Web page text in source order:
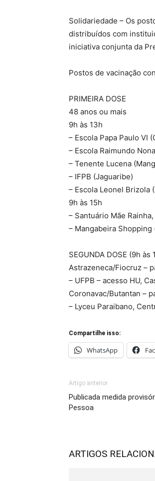
Solidariedade – Os
distribuídos com
iniciativa conjunta da
Postos de vacinação
PRIMEIRA DOSE
48 anos ou mais
9h às 13h
– Escola Papa Paulo VI
– Escola Raimundo
– Tenente Lucena
– IFPB (Jaguaribe)
– Escola Leonel Brizola
9h às 15h
– Santuário Mãe
– Mangabeira
SEGUNDA DOSE (9h às
Astrazeneca/Fiocruz –
– UFPB – acesso HU,
Coronavac/Butantan –
– Lyceu Paraibano,
Compartilhe isso:
WhatsApp
Artigo anterior
Publicada medida
Pessoa
ARTIGOS